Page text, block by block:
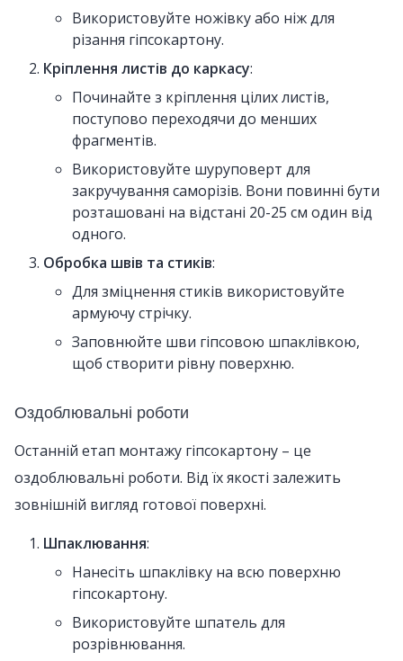
Використовуйте ножівку або ніж для
різання гіпсокартону.
Кріплення листів до каркасу:
Починайте з кріплення цілих листів,
поступово переходячи до менших
фрагментів.
Використовуйте шуруповерт для
закручування саморізів. Вони повинні бути
розташовані на відстані 20-25 см один від
одного.
Обробка швів та стиків:
Для зміцнення стиків використовуйте
армуючу стрічку.
Заповнюйте шви гіпсовою шпаклівкою,
щоб створити рівну поверхню.
Оздоблювальні роботи
Останній етап монтажу гіпсокартону – це
оздоблювальні роботи. Від їх якості залежить
зовнішній вигляд готової поверхні.
Шпаклювання:
Нанесіть шпаклівку на всю поверхню
гіпсокартону.
Використовуйте шпатель для
розрівнювання.